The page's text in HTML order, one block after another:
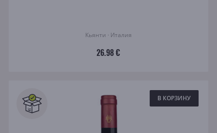
Кьянти · Италия
26.98 €
В КОРЗИНУ